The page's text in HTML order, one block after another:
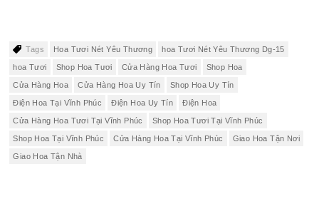
Tags Hoa Tươi Nét Yêu Thương hoa Tươi Nét Yêu Thương Dg-15
hoa Tươi Shop Hoa Tươi Cửa Hàng Hoa Tươi Shop Hoa
Cửa Hàng Hoa Cửa Hàng Hoa Uy Tín Shop Hoa Uy Tín
Điện Hoa Tại Vĩnh Phúc Điện Hoa Uy Tín Điện Hoa
Cửa Hàng Hoa Tươi Tại Vĩnh Phúc Shop Hoa Tươi Tại Vĩnh Phúc
Shop Hoa Tại Vĩnh Phúc Cửa Hàng Hoa Tại Vĩnh Phúc Giao Hoa Tận Nơi
Giao Hoa Tận Nhà